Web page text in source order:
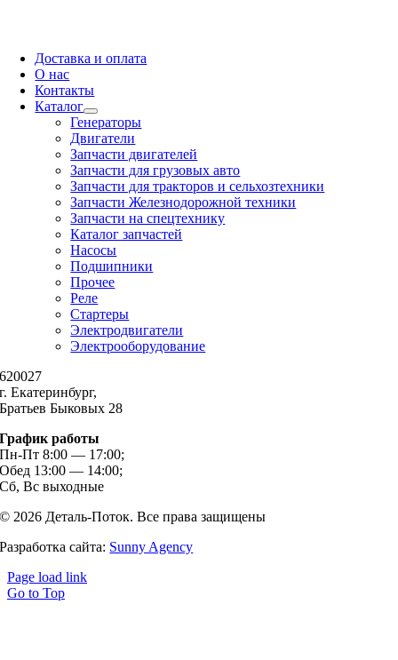
Доставка и оплата
О нас
Контакты
Каталог
Генераторы
Двигатели
Запчасти двигателей
Запчасти для грузовых авто
Запчасти для тракторов и сельхозтехники
Запчасти Железнодорожной техники
Запчасти на спецтехнику
Каталог запчастей
Насосы
Подшипники
Прочее
Реле
Стартеры
Электродвигатели
Электрооборудование
620027
г. Екатеринбург,
Братьев Быковых 28
График работы
Пн-Пт 8:00 — 17:00;
Обед 13:00 — 14:00;
Сб, Вс выходные
© 2026 Деталь-Поток. Все права защищены
Разработка сайта: Sunny Agency
Page load link
Go to Top